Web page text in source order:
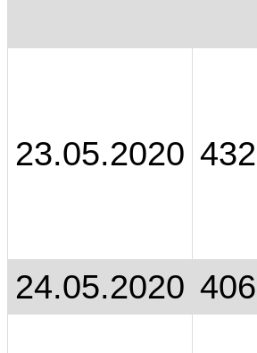
23.05.2020 432
24.05.2020 406